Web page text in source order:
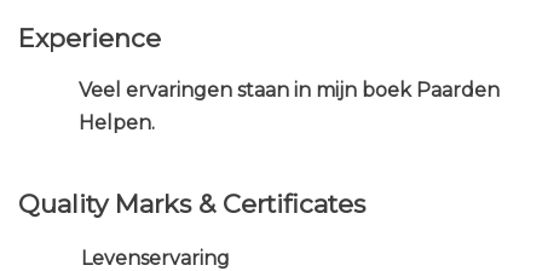
Experience
Veel ervaringen staan in mijn boek Paarden
Helpen.
Quality Marks & Certificates
Levenservaring